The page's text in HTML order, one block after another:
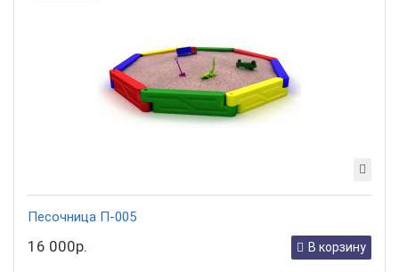
Песочница П-005
16 000р. В корзину